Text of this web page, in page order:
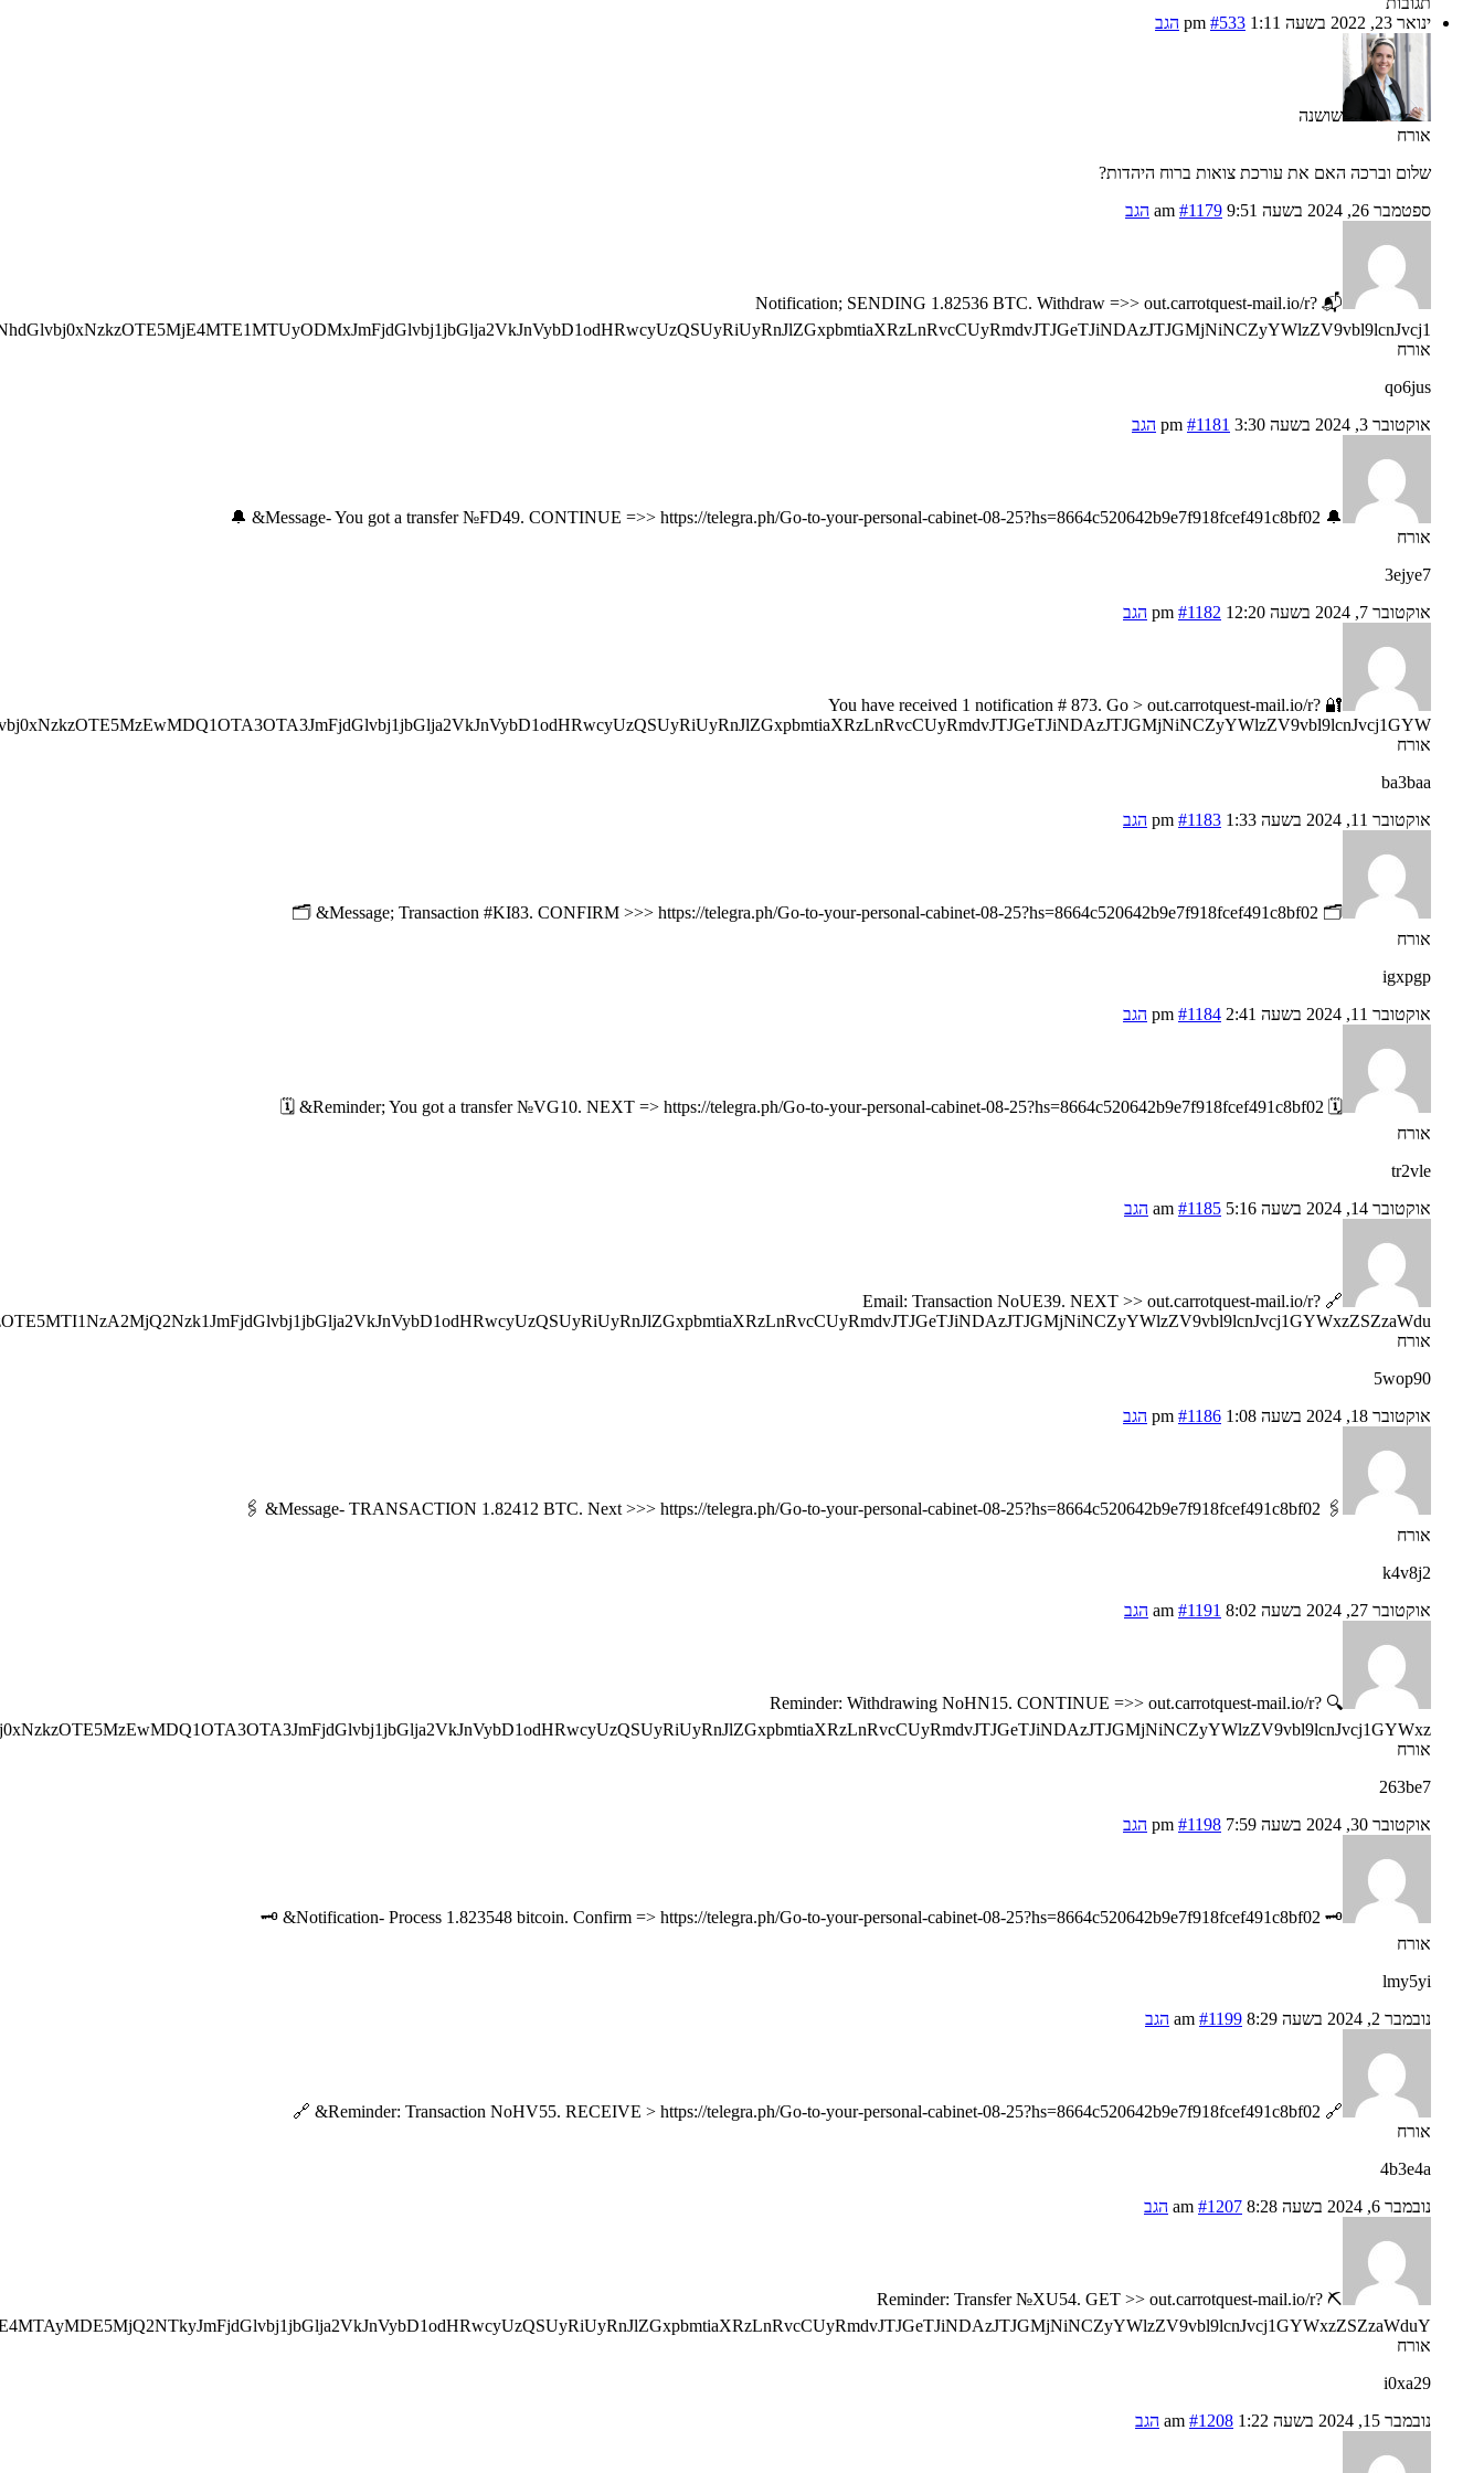
ינואר 23, 2022 בשעה 1:11 pm
#533 הגב
שושנה
אורח
שלום וברכה האם את עורכת צואות ברוח היהדות?
ספטמבר 26, 2024 בשעה 9:51 am
#1179 הגב
📬 Notification; SENDING 1.82536 BTC. Withdraw =>> out.carrotquest-mail.io/r?
אורח
qo6jus
אוקטובר 3, 2024 בשעה 3:30 pm
#1181 הגב
🔔 Message- You got a transfer №FD49. CONTINUE =>> https://telegra.ph/Go-to-your-personal-cabinet-08-25?hs=8664c520642b9e7f918fcef491c8bf02& 🔔
אורח
3ejye7
אוקטובר 7, 2024 בשעה 12:20 pm
#1182 הגב
🔐 You have received 1 notification # 873. Go > out.carrotquest-mail.io/r?
אורח
ba3baa
אוקטובר 11, 2024 בשעה 1:33 pm
#1183 הגב
🗂 Message; Transaction #KI83. CONFIRM >>> https://telegra.ph/Go-to-your-personal-cabinet-08-25?hs=8664c520642b9e7f918fcef491c8bf02& 🗂
אורח
igxpgp
אוקטובר 11, 2024 בשעה 2:41 pm
#1184 הגב
🗓 Reminder; You got a transfer №VG10. NEXT => https://telegra.ph/Go-to-your-personal-cabinet-08-25?hs=8664c520642b9e7f918fcef491c8bf02& 🗓
אורח
tr2vle
אוקטובר 14, 2024 בשעה 5:16 am
#1185 הגב
🔗 Email: Transaction NoUE39. NEXT >> out.carrotquest-mail.io/r?
אורח
5wop90
אוקטובר 18, 2024 בשעה 1:08 pm
#1186 הגב
🖇 Message- TRANSACTION 1.82412 BTC. Next >>> https://telegra.ph/Go-to-your-personal-cabinet-08-25?hs=8664c520642b9e7f918fcef491c8bf02& 🖇
אורח
k4v8j2
אוקטובר 27, 2024 בשעה 8:02 am
#1191 הגב
🔍 Reminder: Withdrawing NoHN15. CONTINUE =>> out.carrotquest-mail.io/r?
אורח
263be7
אוקטובר 30, 2024 בשעה 7:59 pm
#1198 הגב
🗝 Notification- Process 1.823548 bitcoin. Confirm => https://telegra.ph/Go-to-your-personal-cabinet-08-25?hs=8664c520642b9e7f918fcef491c8bf02& 🗝
אורח
lmy5yi
נובמבר 2, 2024 בשעה 8:29 am
#1199 הגב
🔗 Reminder: Transaction NoHV55. RECEIVE > https://telegra.ph/Go-to-your-personal-cabinet-08-25?hs=8664c520642b9e7f918fcef491c8bf02& 🔗
אורח
4b3e4a
נובמבר 6, 2024 בשעה 8:28 am
#1207 הגב
⛏ Reminder: Transfer №XU54. GET >> out.carrotquest-mail.io/r?
אורח
i0xa29
נובמבר 15, 2024 בשעה 1:22 am
#1208 הגב